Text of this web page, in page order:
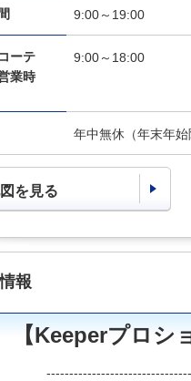
9:00～19:00
ーテ
業時
9:00～18:00
年中無休（年末年始
を見る
報
【Keeperプロシ